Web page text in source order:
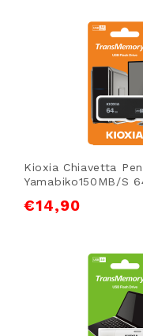
Kioxia Chiavetta
Yamabiko150MB/s
€14,90